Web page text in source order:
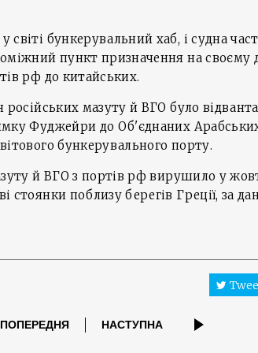
бункерувальний хаб, і судна
пункт призначення на своєму
рф до китайських.
мазуту й ВГО було
Фуджейри до Об'єднаних Арабських
бункерувального порту.
й ВГО з портів рф вирушило у
стоянки поблизу берегів Греції, за
ПОПЕРЕДНЯ НАСТУПНА